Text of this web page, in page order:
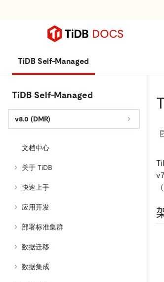
TiDB Self-Managed
TiDB Self-Managed
v8.0 (DMR)
文档中心
关于 TiDB
快速上手
应用开发
部署标准集群
数据迁移
数据集成